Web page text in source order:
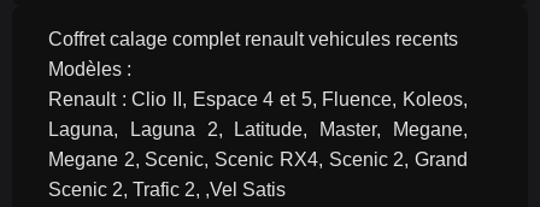
Coffret calage complet renault vehicules recents
Modèles :
Renault : Clio II, Espace 4 et 5, Fluence, Koleos,
Laguna, Laguna 2, Latitude, Master, Megane,
Megane 2, Scenic, Scenic RX4, Scenic 2, Grand
Scenic 2, Trafic 2, ,Vel Satis